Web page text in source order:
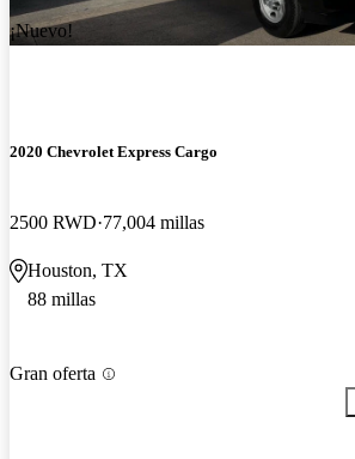
¡Nuevo!
2020 Chevrolet Express Cargo
2500 RWD 77,004 millas
Houston, TX
88 millas
Gran oferta